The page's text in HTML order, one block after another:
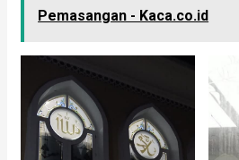
Pemasangan - Kaca.co.id